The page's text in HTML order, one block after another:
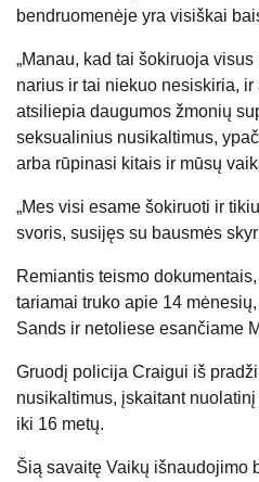
bendruomenėje yra visiškai
„Manau, kad tai šokiruoja
narius ir tai niekuo nesiskiria,
atsiliepia daugumos žmonių
seksualinius nusikaltimus,
arba rūpinasi kitais ir mūsų
„Mes visi esame šokiruoti ir
svoris, susijęs su bausmės
Remiantis teismo
tariamai truko apie 14
Sands ir netoliese esančiame
Gruodį policija Craigui iš
nusikaltimus, įskaitant
iki 16 metų.
Šią savaitę Vaikų išnaudojimo